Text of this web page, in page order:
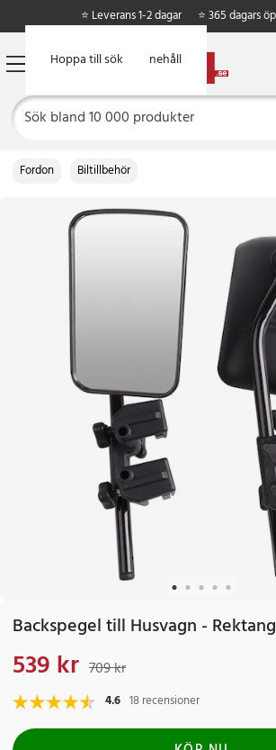
Hoppa till huvudinnehåll
Hoppa till sök
⭐ Leverans 1-2 dagar ⭐ 365 dagars
Fordon Biltillbehör
Backspegel till Husvagn -
Nuvarande pris
539 kr 709 kr
4.6 18 recensioner